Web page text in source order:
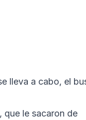
lleva a cabo, el
, que le sacaron de